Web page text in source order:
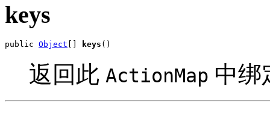
keys
public Object keys ()
返回此 ActionMap 中